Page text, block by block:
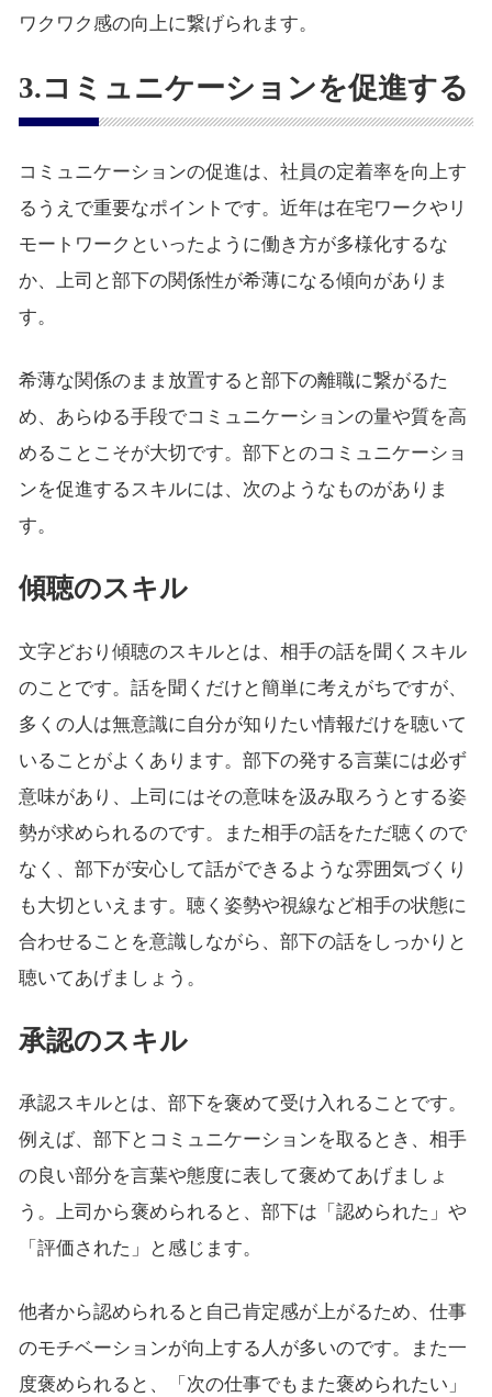
ワクワク感の向上に繋げられます。
3.コミュニケーションを促進する
コミュニケーションの促進は、社員の定着率を向上す
るうえで重要なポイントです。近年は在宅ワークやリ
モートワークといったように働き方が多様化するな
か、上司と部下の関係性が希薄になる傾向がありま
す。
希薄な関係のまま放置すると部下の離職に繋がるた
め、あらゆる手段でコミュニケーションの量や質を高
めることこそが大切です。部下とのコミュニケーショ
ンを促進するスキルには、次のようなものがありま
す。
傾聴のスキル
文字どおり傾聴のスキルとは、相手の話を聞くスキル
のことです。話を聞くだけと簡単に考えがちですが、
多くの人は無意識に自分が知りたい情報だけを聴いて
いることがよくあります。部下の発する言葉には必ず
意味があり、上司にはその意味を汲み取ろうとする姿
勢が求められるのです。また相手の話をただ聴くので
なく、部下が安心して話ができるような雰囲気づくり
も大切といえます。聴く姿勢や視線など相手の状態に
合わせることを意識しながら、部下の話をしっかりと
聴いてあげましょう。
承認のスキル
承認スキルとは、部下を褒めて受け入れることです。
例えば、部下とコミュニケーションを取るとき、相手
の良い部分を言葉や態度に表して褒めてあげましょ
う。上司から褒められると、部下は「認められた」や
「評価された」と感じます。
他者から認められると自己肯定感が上がるため、仕事
のモチベーションが向上する人が多いのです。また一
度褒められると、「次の仕事でもまた褒められたい」